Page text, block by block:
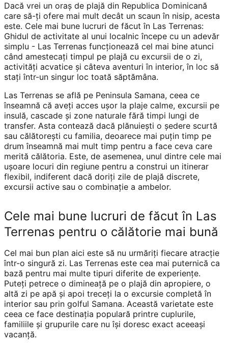
Dacă vrei un oraș de plajă din Republica Dominicană
care să-ți ofere mai mult decât un scaun în nisip, acesta
este. Cele mai bune lucruri de făcut în Las Terrenas:
Ghidul de activitate al unui localnic începe cu un adevăr
simplu - Las Terrenas funcționează cel mai bine atunci
când amestecați timpul pe plajă cu excursii de o zi,
activități acvatice și câteva aventuri în interior, în loc să
stați într-un singur loc toată săptămâna.
Las Terrenas se află pe Peninsula Samana, ceea ce
înseamnă că aveți acces ușor la plaje calme, excursii pe
insulă, cascade și zone naturale fără timpi lungi de
transfer. Asta contează dacă plănuiești o ședere scurtă
sau călătorești cu familia, deoarece mai puțin timp pe
drum înseamnă mai mult timp pentru a face ceva care
merită călătoria. Este, de asemenea, unul dintre cele mai
ușoare locuri din regiune pentru a construi un itinerar
flexibil, indiferent dacă doriți zile de plajă discrete,
excursii active sau o combinație a ambelor.
Cele mai bune lucruri de făcut în Las
Terrenas pentru o călătorie mai bună
Cel mai bun plan aici este să nu urmăriți fiecare atracție
într-o singură zi. Las Terrenas este cea mai puternică ca
bază pentru mai multe tipuri diferite de experiențe.
Puteți petrece o dimineață pe o plajă din apropiere, o
altă zi pe apă și apoi treceți la o excursie completă în
interior sau prin golful Samana. Această varietate este
ceea ce face destinația populară printre cuplurile,
familiile și grupurile care nu își doresc exact aceeași
vacanță.